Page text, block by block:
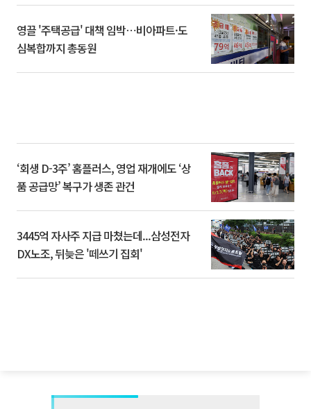
영끌 '주택공급' 대책 임박⋯비아파트·도
심복합까지 총동원
‘회생 D-3주’ 홈플러스, 영업 재개에도 ‘상
품 공급망’ 복구가 생존 관건
3445억 자사주 지급 마쳤는데...삼성전자
DX노조, 뒤늦은 '떼쓰기 집회'